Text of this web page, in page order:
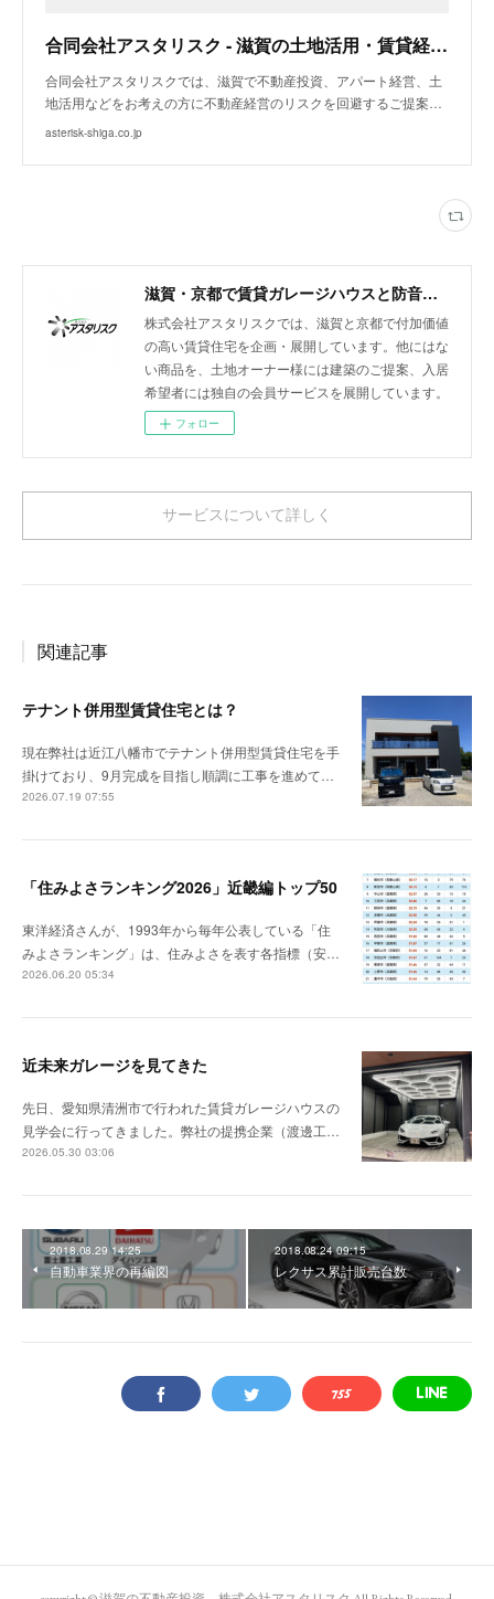
合同会社アスタリスク - 滋賀の土地活用・賃貸経営・不動産投資
合同会社アスタリスクでは、滋賀で不動産投資、アパート経営、土
地活用などをお考えの方に不動産経営のリスクを回避するご提案…
asterisk-shiga.co.jp
滋賀・京都で賃貸ガレージハウスと防音室付きアパートを展開
株式会社アスタリスクでは、滋賀と京都で付加価値
の高い賃貸住宅を企画・展開しています。他にはな
い商品を、土地オーナー様には建築のご提案、入居
希望者には独自の会員サービスを展開しています。
フォロー
サービスについて詳しく
関連記事
テナント併用型賃貸住宅とは？
現在弊社は近江八幡市でテナント併用型賃貸住宅を手
掛けており、9月完成を目指し順調に工事を進めて…
2026.07.19 07:55
「住みよさランキング2026」近畿編トップ50
東洋経済さんが、1993年から毎年公表している「住
みよさランキング」は、住みよさを表す各指標（安…
2026.06.20 05:34
近未来ガレージを見てきた
先日、愛知県清洲市で行われた賃貸ガレージハウスの
見学会に行ってきました。弊社の提携企業（渡邊工…
2026.05.30 03:06
2018.08.29 14:25
自動車業界の再編図
2018.08.24 09:15
レクサス累計販売台数